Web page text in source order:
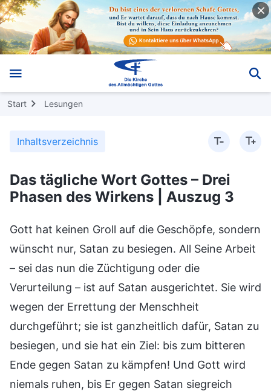
Start Lesungen
Inhaltsverzeichnis
Das tägliche Wort Gottes – Drei
Phasen des Wirkens | Auszug 3
Gott hat keinen Groll auf die Geschöpfe, sondern
wünscht nur, Satan zu besiegen. All Seine Arbeit
– sei das nun die Züchtigung oder die
Verurteilung – ist auf Satan ausgerichtet. Sie wird
wegen der Errettung der Menschheit
durchgeführt; sie ist ganzheitlich dafür, Satan zu
besiegen, und sie hat ein Ziel: bis zum bitteren
Ende gegen Satan zu kämpfen! Und Gott wird
niemals ruhen, bis Er gegen Satan siegreich